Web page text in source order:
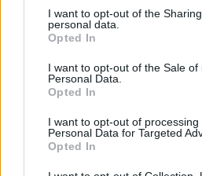
not limited to your visit or usage
grant or deny consent to Google
use your data for below specified
consent section.
I want to opt-out of the
personal data.
Opted In
I want to opt-out of the Sale of
Personal Data.
Opted In
I want to opt-out of processing
Personal Data for Targeted
Opted In
ce
b
o
o
k
it
te
r
te
st
at
A
p
a